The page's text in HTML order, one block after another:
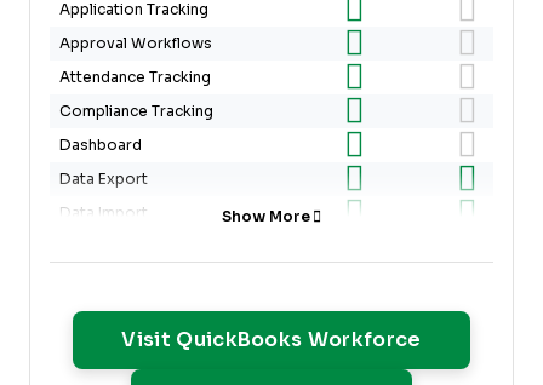
Application Tracking
Approval Workflows
Attendance Tracking
Compliance Tracking
Dashboard
Data Export
Data Import
Employee Incentive
Management
Employee Onboarding
Show More
Visit QuickBooks Workforce